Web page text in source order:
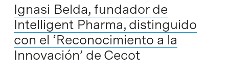
Ignasi Belda, fundador de
Intelligent Pharma, distinguido
con el ‘Reconocimiento a la
Innovación’ de Cecot